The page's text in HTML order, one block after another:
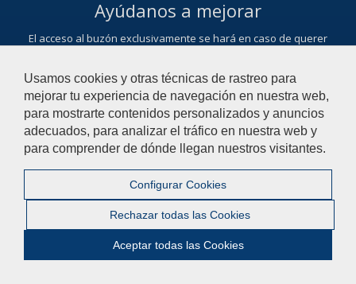
Usamos cookies y otras técnicas de rastreo para
mejorar tu experiencia de navegación en nuestra web,
para mostrarte contenidos personalizados y anuncios
adecuados, para analizar el tráfico en nuestra web y
para comprender de dónde llegan nuestros visitantes.
Configurar Cookies
Rechazar todas las Cookies
Aceptar todas las Cookies
Ayúdanos a mejorar
El acceso al buzón exclusivamente se hará en caso de querer
Contacta con nosotros
© 2022 Universidad Pablo de Olavide - Facultad de Ciencias
Aviso Legal |
Configurar cookies